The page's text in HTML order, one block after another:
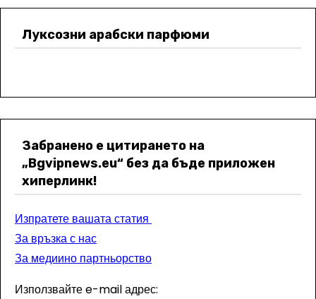
Луксозни арабски парфюми
Забранено е цитирането на
„Bgvipnews.eu“ без да бъде приложен
хиперлинк!
Изпратете вашата статия
За връзка с нас
За медиино партньорство
Използвайте e-mail адрес: